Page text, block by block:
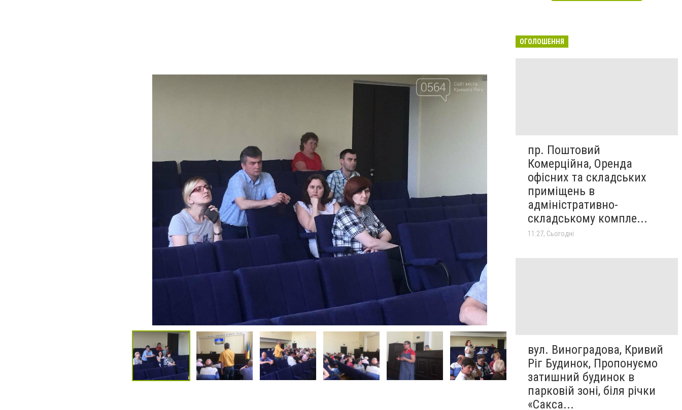
ОГОЛОШЕННЯ
пр. Поштовий
Комерційна, Оренда
офісних та складських
приміщень в
адміністративно-
складському компле...
11:27, Сьогодні
вул. Виноградова, Кривий
Ріг Будинок, Пропонуємо
затишний будинок в
парковій зоні, біля річки
«Сакса...